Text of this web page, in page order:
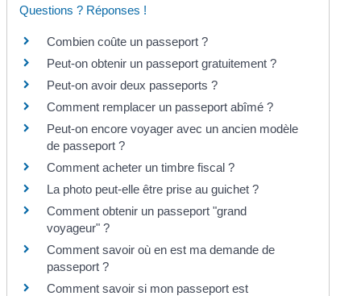
Questions ? Réponses !
Combien coûte un passeport ?
Peut-on obtenir un passeport gratuitement ?
Peut-on avoir deux passeports ?
Comment remplacer un passeport abîmé ?
Peut-on encore voyager avec un ancien modèle
de passeport ?
Comment acheter un timbre fiscal ?
La photo peut-elle être prise au guichet ?
Comment obtenir un passeport "grand
voyageur" ?
Comment savoir où en est ma demande de
passeport ?
Comment savoir si mon passeport est